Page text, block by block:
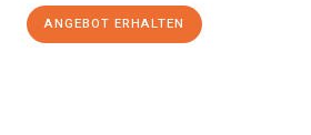
ANGEBOT ERHALTEN